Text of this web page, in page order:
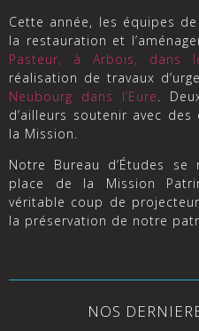
Cette année, les équipes
la restauration et
Pasteur, à Arbois, dans
réalisation de travaux
Neubourg dans l’Eure
.
d’ailleurs soutenir avec des
la Mission.
Notre Bureau d’Études
place de la Mission
véritable coup de
la préservation de notre
NOS